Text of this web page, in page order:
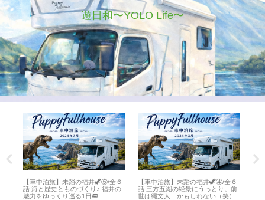
遊日和〜YOLO Life〜
福井🦖④/全６
うっとり。前
れない（笑）
【車中泊旅】未踏の福井🦖③/全６
話 氣比神宮から水晶浜へ♪敦賀の
名所を満喫🚐
【車中泊旅】未踏の福井🦖②/
話 日本海さかな街で海鮮三昧
後は「ちえなみき」に感動📚